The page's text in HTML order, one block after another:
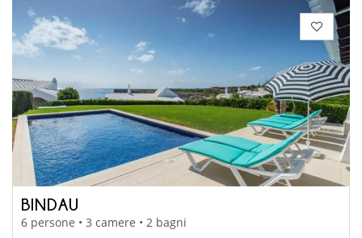
BINDAU
6 persone • 3 camere • 2 bagni